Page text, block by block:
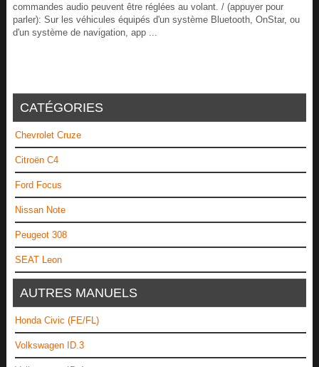
commandes audio peuvent être réglées au volant. / (appuyer pour
parler): Sur les véhicules équipés d'un système Bluetooth, OnStar, ou
d'un système de navigation, app ...
CATÉGORIES
Chevrolet Cruze
Citroën C4
Ford Focus
Nissan Note
Peugeot 308
SEAT Leon
AUTRES MANUELS
Honda Civic (FE/FL)
Volkswagen ID.3